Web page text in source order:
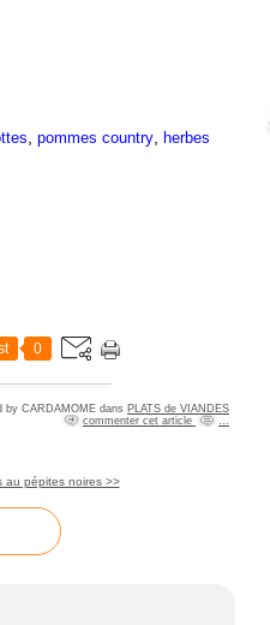
pommes country
herbes
0
by CARDAMOME dans PLATS de VIANDES
commenter cet article
…
au pépites noires >>